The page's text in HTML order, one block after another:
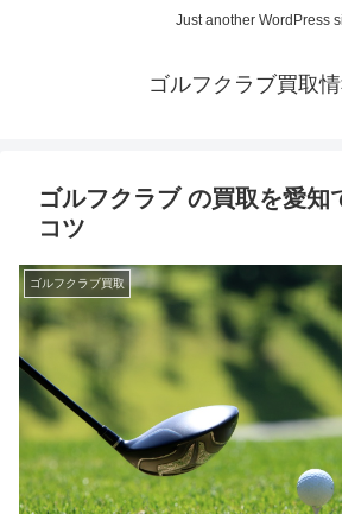
Just another WordPress
ゴルフクラブ買取
ゴルフクラブ の買取を愛知
コツ
ゴルフクラブ買取